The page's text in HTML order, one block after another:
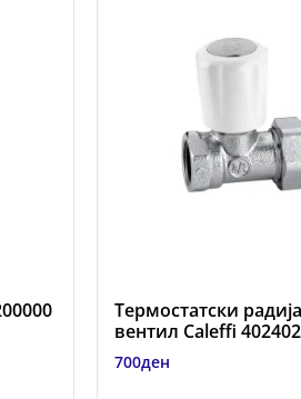
Термостатски
вентил Caleffi
700ден